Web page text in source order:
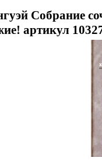
Собрание
артикул